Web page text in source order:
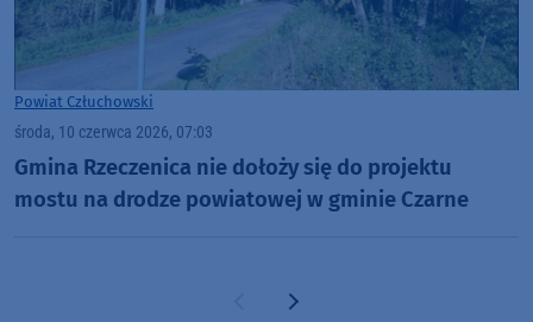
Powiat Człuchowski
środa, 10 czerwca 2026, 07:03
Gmina Rzeczenica nie dołoży się do projektu
mostu na drodze powiatowej w gminie Czarne
Poprzednia strona
Następna strona